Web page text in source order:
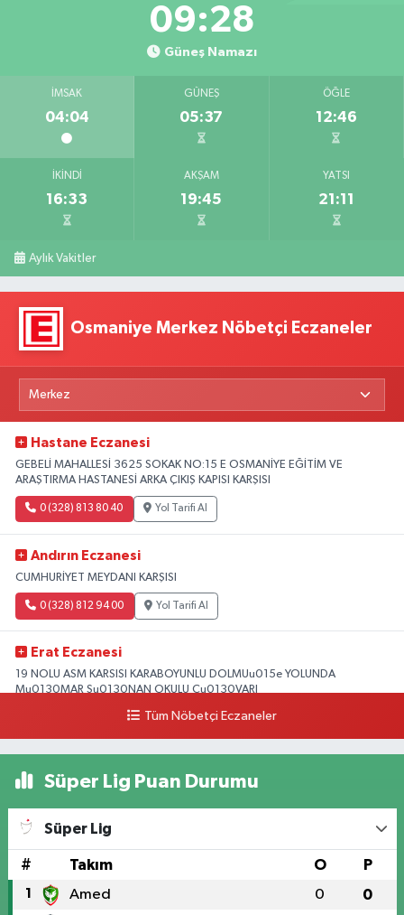
09:27
Güneş Namazı
İMSAK
04:04
GÜNEŞ
05:37
ÖĞLE
12:46
İKINDI
16:33
AKŞAM
19:45
YATSI
21:11
Aylık Vakitler
Osmaniye Merkez Nöbetçi Eczaneler
Hastane Eczanesi
GEBELİ MAHALLESİ 3625 SOKAK NO:15 E OSMANİYE EĞİTİM VE
ARAŞTIRMA HASTANESİ ARKA ÇIKIŞ KAPISI KARŞISI
0 (328) 813 80 40 Yol Tarifi Al
Andırın Eczanesi
CUMHURİYET MEYDANI KARŞISI
0 (328) 812 94 00 Yol Tarifi Al
Erat Eczanesi
19 NOLU ASM KARSISI KARABOYUNLU DOLMUu015e YOLUNDA
Mu0130MAR Su0130NAN OKULU Cu0130VARI
Yol Tarifi Al
Tüm Nöbetçi Eczaneler
Süper Lig Puan Durumu
Süper Lig
# Takım O P
1 Amed 0 0